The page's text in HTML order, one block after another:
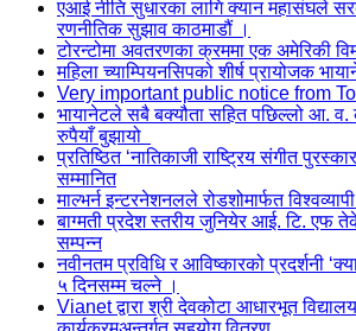
एआई नीति सुधारका लागि क्यान महासंघले
रणनीतिक सुझाव काठमाडौं ।
टोरन्टोमा अवतरणका क्रममा एक अमेरिकी
महिला च्याम्पियनसिपको शीर्ष प्रायोजक
Very important public notice from
भायानेटले सबै बक्यौता सहित पछिल्लो आ. व.
रुपैयाँ बुझायो
प्रतिष्ठित ‘नातिकाजी राष्ट्रिय संगीत
सम्मानित
माल्भर्न इन्टरनेशनलले रोडशोमार्फत
बाग्मती प्रदेश स्तरीय जुनियेर आई. टि. एफ
सम्पन्न
नवीनतम प्रविधि र आविष्कारको प्रदर्शनी
५ दिनसम्म चल्ने ।
Vianet द्वारा श्री देवकोटा आधारभूत